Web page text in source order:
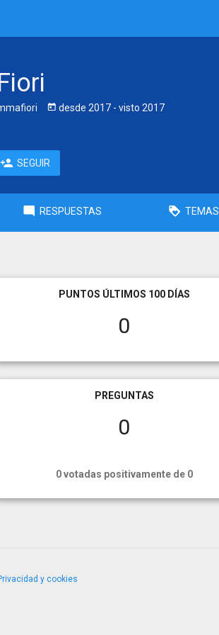
desde 2017 - visto 2017
SEGUIR
RESPUESTAS TEMAS
PUNTOS ÚLTIMOS 100 DÍAS
0
PREGUNTAS
0
0 votadas positivamente de 0
y cookies